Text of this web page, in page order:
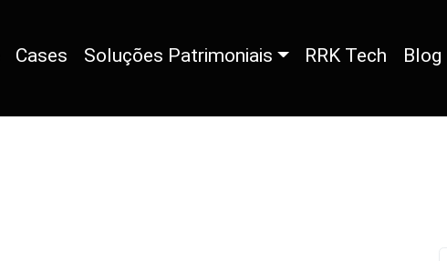
Cases Soluções Patrimoniais RRK Tech Blog